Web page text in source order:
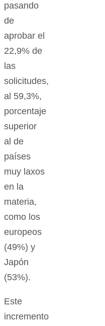
pasando
de
aprobar el
22,9% de
las
solicitudes,
al 59,3%,
porcentaje
superior
al de
países
muy laxos
en la
materia,
como los
europeos
(49%) y
Japón
(53%).
Este
incremento